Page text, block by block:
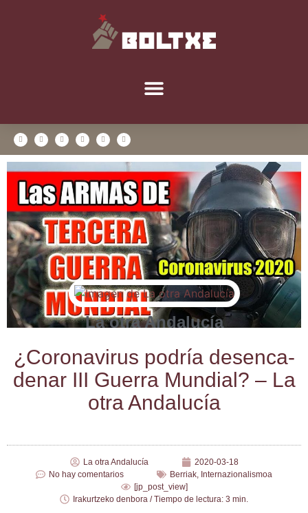
La otra Andalucía
¿Coro­na­vi­rus podría des­en­ca­
de­nar III Gue­rra Mun­dial? – La
otra Andalucía
La otra Andalucía
2020-03-18
No hay comentarios
Berriak, Internazionalismoa
[jp_post_view]
Irakurtzeko denbora / Tiempo de lectura: 3 min.